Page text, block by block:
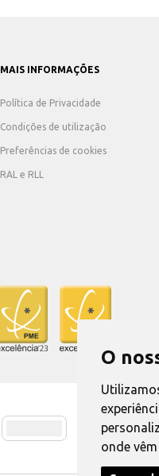
O
onde
MAIS INFORMAÇÕES
Política de Privacidade
Condições de utilização
Preferências de cookies
RAL e RLL